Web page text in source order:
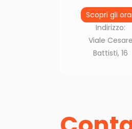
Scopri gli
Indirizzo:
Viale Cesare
Battisti, 16